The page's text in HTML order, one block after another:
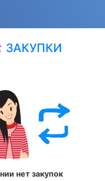
ЗАКУПКИ
нет закупок